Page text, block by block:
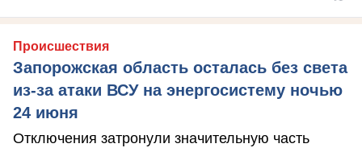
Происшествия
Запорожская область осталась без света
из-за атаки ВСУ на энергосистему ночью
24 июня
Отключения затронули значительную часть